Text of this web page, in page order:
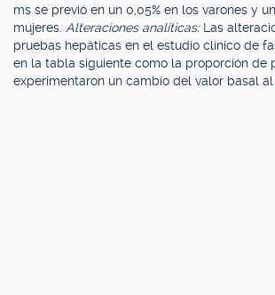
ms se previó en un 0,05% en los varones y un
mujeres. Alteraciones analíticas: Las
pruebas hepáticas en el estudio clínico de
en la tabla siguiente como la proporción de
experimentaron un cambio del valor basal al